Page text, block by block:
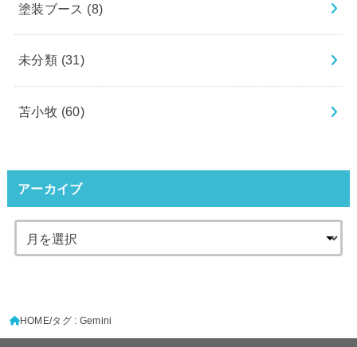
塗装ブース (8)
未分類 (31)
苫小牧 (60)
アーカイブ
HOME タグ : Gemini